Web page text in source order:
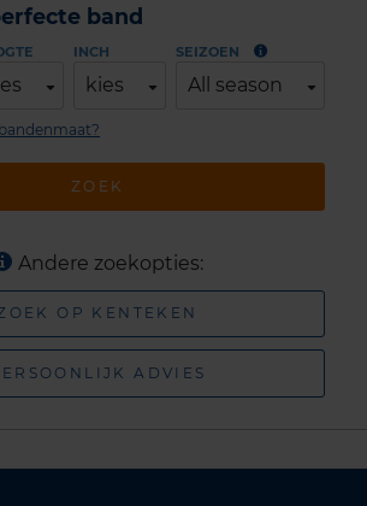
band
INCH
kies
SEIZOEN
All season
ZOEK
Andere zoekopties:
OP KENTEKEN
ADVIES